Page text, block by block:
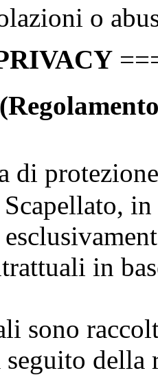
o
di
in
sono
della